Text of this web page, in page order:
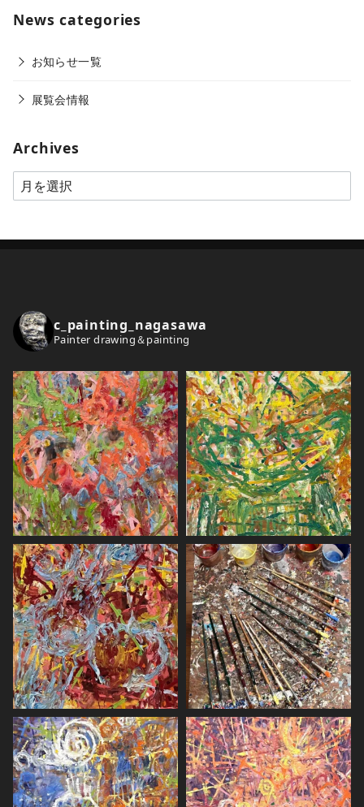
News categories
お知らせ一覧
展覧会情報
Archives
r
e
s
c_painting_nagasawa
Painter drawing＆painting